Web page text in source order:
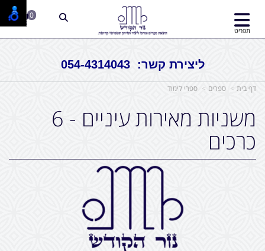
ליצירת קשר: 054-4314043
תפריט
0
דף בית ספרים ספרי לימוד
משניות מאירות עיניים - 6
כרכים